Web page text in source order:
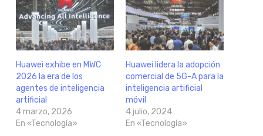
Huawei exhibe en MWC
2026 la era de los
agentes de inteligencia
artificial
4 marzo, 2026
En «Tecnología»
Huawei lidera la adopción
comercial de 5G-A para la
inteligencia artificial
móvil
4 julio, 2024
En «Tecnología»